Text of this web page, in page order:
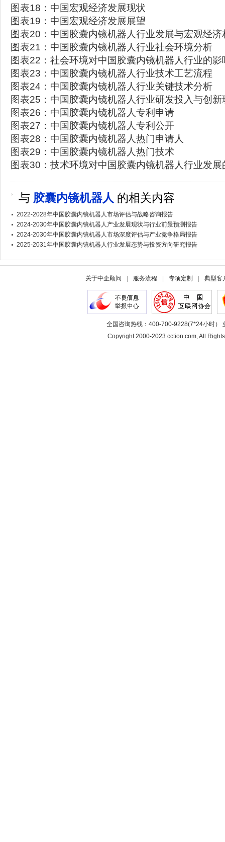
图表18：中国宏观经济发展现状
图表19：中国宏观经济发展展望
图表20：中国胶囊内镜机器人行业发展与宏观经济
图表21：中国胶囊内镜机器人行业社会环境分析
图表22：社会环境对中国胶囊内镜机器人行业的影
图表23：中国胶囊内镜机器人行业技术工艺流程
图表24：中国胶囊内镜机器人行业关键技术分析
图表25：中国胶囊内镜机器人行业研发投入与创新
图表26：中国胶囊内镜机器人专利申请
图表27：中国胶囊内镜机器人专利公开
图表28：中国胶囊内镜机器人热门申请人
图表29：中国胶囊内镜机器人热门技术
图表30：技术环境对中国胶囊内镜机器人行业发展
与 胶囊内镜机器人 的相关内容
2022-2028年中国胶囊内镜机器人市场评估与战略咨询报告
2024-2030年中国胶囊内镜机器人产业发展现状与行业前景预测报告
2024-2030年中国胶囊内镜机器人市场深度评估与产业竞争格局报告
2025-2031年中国胶囊内镜机器人行业发展态势与投资方向研究报告
关于中企顾问 服务流程 专项定制 典型客
全国咨询热线：400-700-9228(7*24小时）
Copyright 2000-2023 cction.com, All